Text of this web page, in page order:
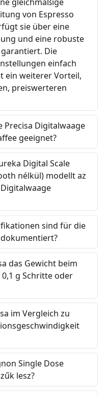
von Espresso
sie über eine
und eine robuste
Die
einfach
ein weiterer Vorteil,
preiswerteren
Precisa Digitalwaage
geeignet?
Digital Scale
nélkül) modellt az
sind für die
dokumentiert?
das Gewicht beim
g Schritte oder
im Vergleich zu
Single Dose
lesz?